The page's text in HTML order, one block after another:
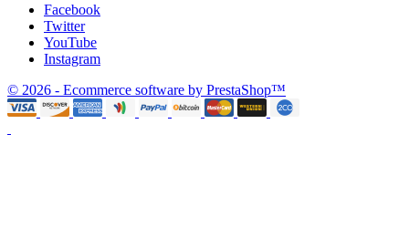
Facebook
Twitter
YouTube
Instagram
© 2026 - Ecommerce software by PrestaShop™